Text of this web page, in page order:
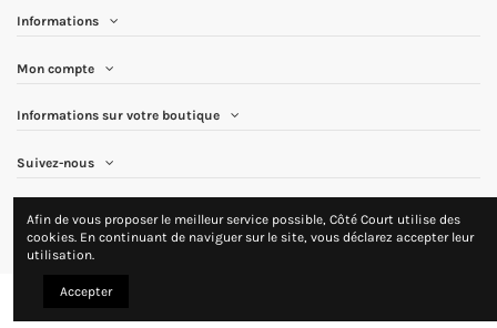
Informations
Mon compte
Informations sur votre boutique
Suivez-nous
Afin de vous proposer le meilleur service possible, Côté Court utilise des
cookies. En continuant de naviguer sur le site, vous déclarez accepter leur
utilisation.
Accepter